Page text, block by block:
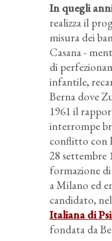
In quegli
realizza il
misura dei
Casana -
di
infantile,
Berna dove
1961 il
interrompe
conflitto con
28 settembre
formazione
a Milano ed
candidato,
Italiana di
fondata da